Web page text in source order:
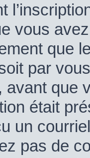
vous
que
par
avant que
était
un
pas de